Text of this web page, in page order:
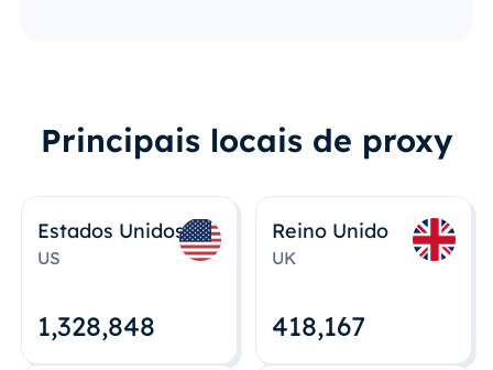
Principais locais de proxy
Estados Unidos
US
1,328,848
Reino Unido
UK
418,167